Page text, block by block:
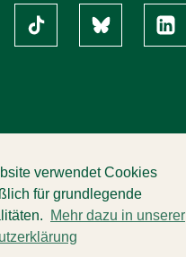
verwendet Cookies
für grundlegende
Mehr dazu in unserer